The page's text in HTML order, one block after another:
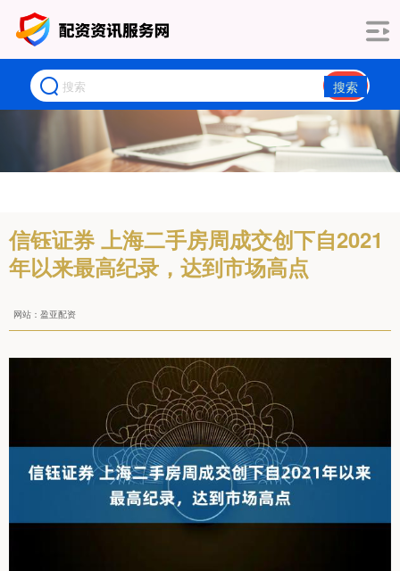
搜索
信钰证券 上海二手房周成交创下自2021
年以来最高纪录，达到市场高点
网站：盈亚配资